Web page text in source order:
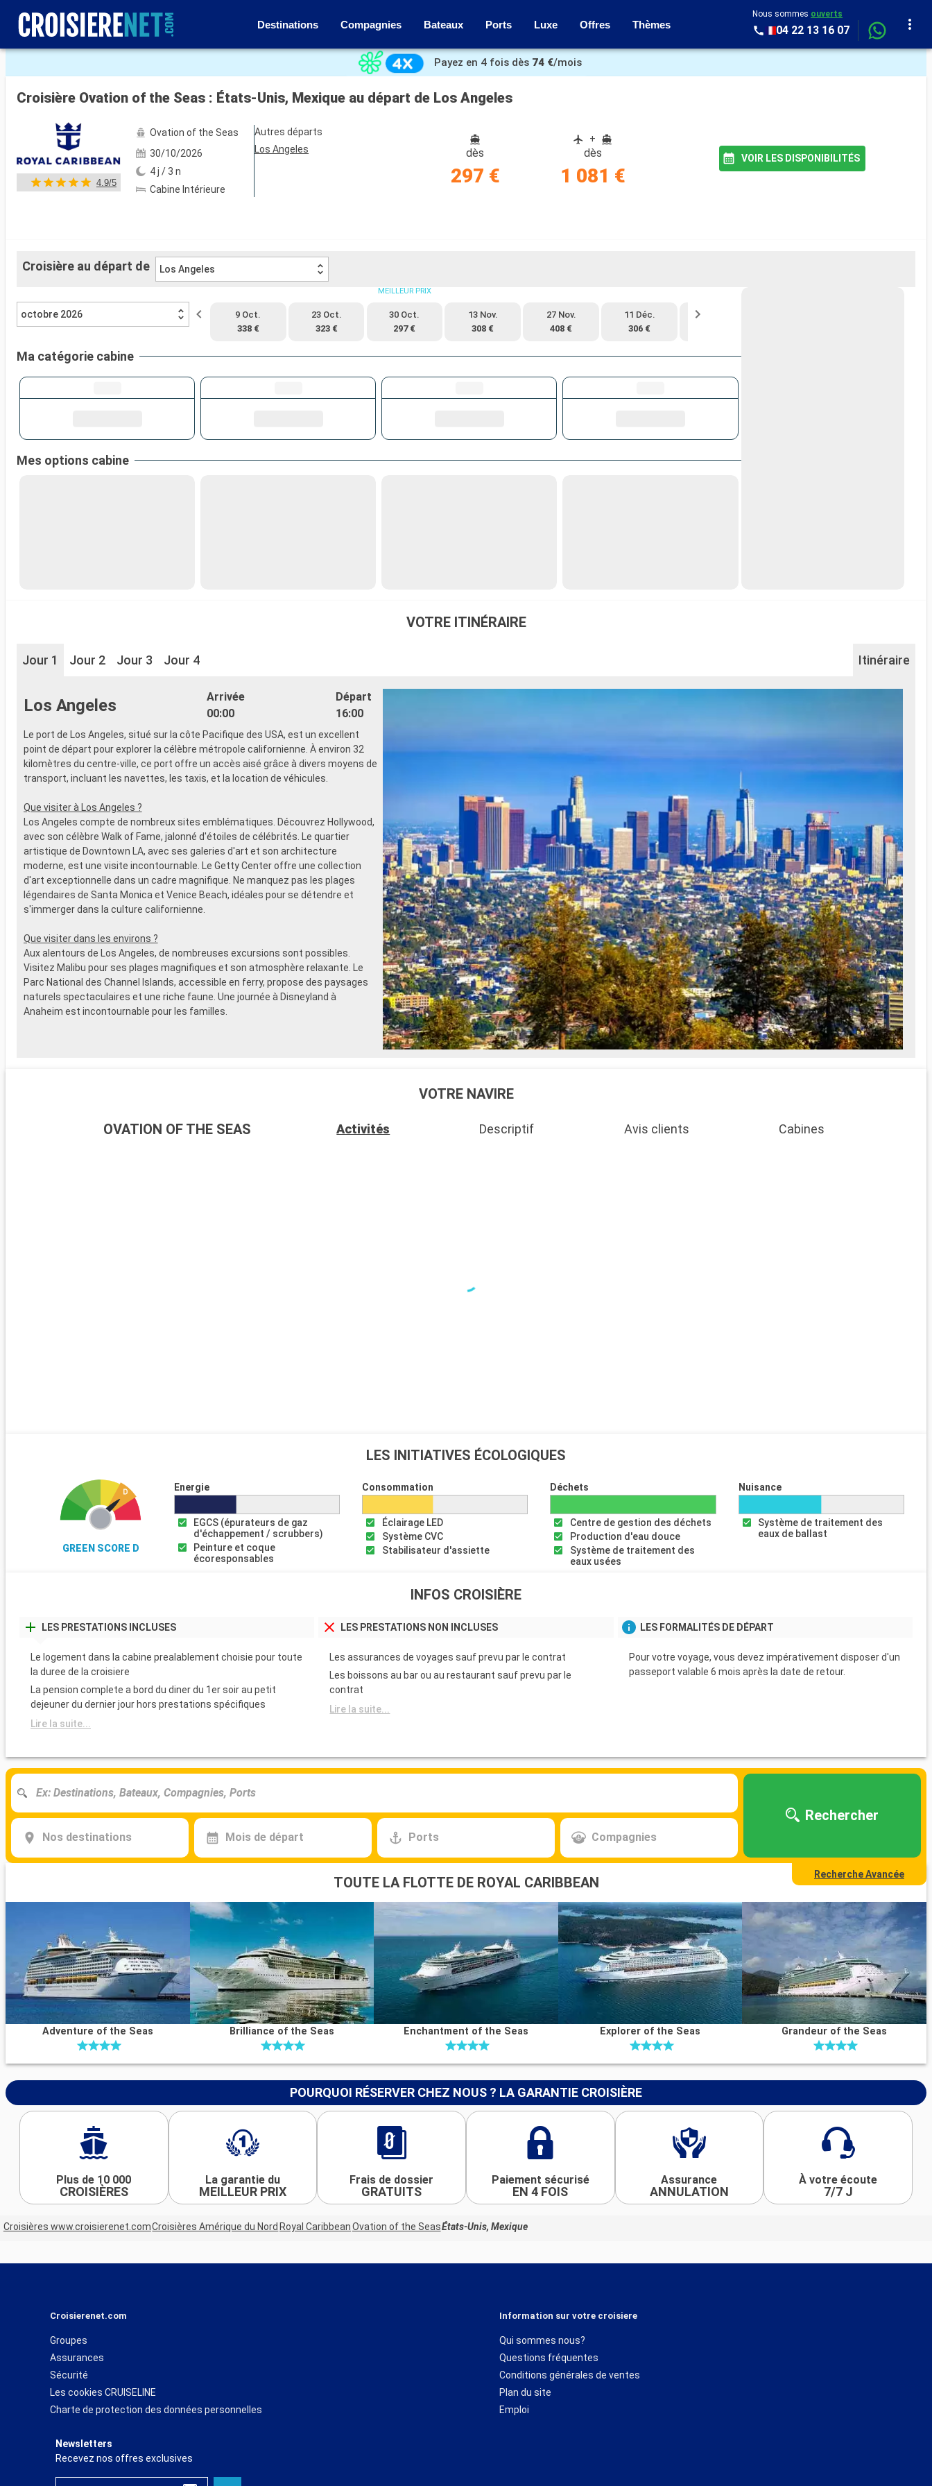
Destinations Compagnies Bateaux Ports Luxe Offres Thèmes
Nous sommes ouverts
04 22 13 16 07
Voir les 40 autres photos
Payez en 4 fois dès74 €/mois
Croisière Ovation of the Seas : États-Unis, Mexique au départ de Los Angeles
4.9/5
Ovation of the Seas
30/10/2026
4 j / 3 n
Cabine Intérieure
Autres départs
Los Angeles
dès
297 €
+
dès
1 081 €
VOIR LES DISPONIBILITÉS
Croisière au départ de Los Angeles
octobre 2026
9 Oct.
338 €
23 Oct.
323 €
MEILLEUR PRIX
30 Oct.
297 €
13 Nov.
308 €
27 Nov.
408 €
11 Déc.
306 €
Ma catégorie cabine
Mes options cabine
VOTRE ITINÉRAIRE
Jour 1 Jour 2 Jour 3 Jour 4 Itinéraire
Los Angeles
Arrivée
00:00
Départ
16:00
Le port de Los Angeles, situé sur la côte Pacifique des USA, est un excellent
point de départ pour explorer la célèbre métropole californienne. À environ 32
kilomètres du centre-ville, ce port offre un accès aisé grâce à divers moyens de
transport, incluant les navettes, les taxis, et la location de véhicules.
Que visiter à Los Angeles ?
Los Angeles compte de nombreux sites emblématiques. Découvrez Hollywood,
avec son célèbre Walk of Fame, jalonné d'étoiles de célébrités. Le quartier
artistique de Downtown LA, avec ses galeries d'art et son architecture
moderne, est une visite incontournable. Le Getty Center offre une collection
d'art exceptionnelle dans un cadre magnifique. Ne manquez pas les plages
légendaires de Santa Monica et Venice Beach, idéales pour se détendre et
s'immerger dans la culture californienne.
Que visiter dans les environs ?
Aux alentours de Los Angeles, de nombreuses excursions sont possibles.
Visitez Malibu pour ses plages magnifiques et son atmosphère relaxante. Le
Parc National des Channel Islands, accessible en ferry, propose des paysages
naturels spectaculaires et une riche faune. Une journée à Disneyland à
Anaheim est incontournable pour les familles.
VOTRE NAVIRE
OVATION OF THE SEAS Activités Descriptif Avis clients Cabines
LES INITIATIVES ÉCOLOGIQUES
GREEN SCORE D
Energie
EGCS (épurateurs de gaz
d'échappement / scrubbers)
Peinture et coque
écoresponsables
Consommation
Éclairage LED
Système CVC
Stabilisateur d'assiette
Déchets
Centre de gestion des déchets
Production d'eau douce
Système de traitement des
eaux usées
Nuisance
Système de traitement des
eaux de ballast
INFOS CROISIÈRE
LES PRESTATIONS INCLUSES
Le logement dans la cabine prealablement choisie pour toute
la duree de la croisiere
La pension complete a bord du diner du 1er soir au petit
dejeuner du dernier jour hors prestations spécifiques
Lire la suite...
LES PRESTATIONS NON INCLUSES
Les assurances de voyages sauf prevu par le contrat
Les boissons au bar ou au restaurant sauf prevu par le
contrat
Lire la suite...
LES FORMALITÉS DE DÉPART
Pour votre voyage, vous devez impérativement disposer d'un
passeport valable 6 mois après la date de retour.
Nos destinations Mois de départ Ports Compagnies
Rechercher
Recherche Avancée
TOUTE LA FLOTTE DE ROYAL CARIBBEAN
Adventure of the Seas Brilliance of the Seas Enchantment of the Seas Explorer of the Seas Grandeur of the Seas
POURQUOI RÉSERVER CHEZ NOUS ? LA GARANTIE CROISIÈRE
Plus de 10 000
CROISIÈRES
La garantie du
MEILLEUR PRIX
Frais de dossier
GRATUITS
Paiement sécurisé
EN 4 FOIS
Assurance
ANNULATION
À votre écoute
7/7 J
Croisières www.croisierenet.comCroisières Amérique du Nord Royal CaribbeanOvation of the SeasÉtats-Unis, Mexique
Croisierenet.com
Groupes
Assurances
Sécurité
Les cookies CRUISELINE
Charte de protection des données personnelles
Information sur votre croisiere
Qui sommes nous?
Questions fréquentes
Conditions générales de ventes
Plan du site
Emploi
Newsletters
Recevez nos offres exclusives